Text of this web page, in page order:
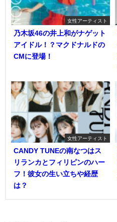
女性アーティスト
乃木坂46の井上和がナゲット
アイドル！？マクドナルドの
CMに登場！
女性アーティスト
CANDY TUNEの南なつはス
リランカとフィリピンのハー
フ！彼女の生い立ちや経歴
は？